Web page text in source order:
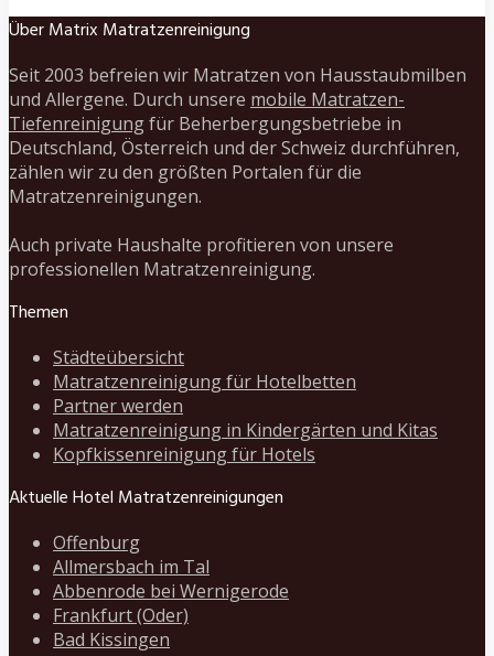
Über Matrix Matratzenreinigung
Seit 2003 befreien wir Matratzen von Hausstaubmilben
und Allergene. Durch unsere mobile Matratzen-
Tiefenreinigungfür Beherbergungsbetriebe in
Deutschland, Österreich und der Schweiz durchführen,
zählen wir zu den größten Portalen für die
Matratzenreinigungen.
Auch private Haushalte profitieren von unsere
professionellen Matratzenreinigung.
Themen
Städteübersicht
Matratzenreinigung für Hotelbetten
Partner werden
Matratzenreinigung in Kindergärten und Kitas
Kopfkissenreinigung für Hotels
Aktuelle Hotel Matratzenreinigungen
Offenburg
Allmersbach im Tal
Abbenrode bei Wernigerode
Frankfurt (Oder)
Bad Kissingen